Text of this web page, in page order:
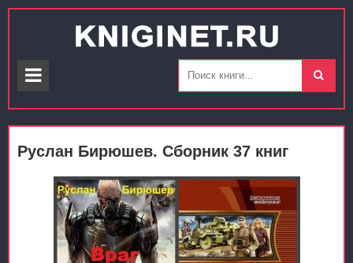
Руслан Бирюшев. Сборник 37 книг